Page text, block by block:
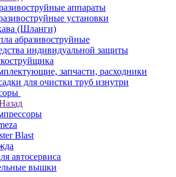
аппараты
установки
(Шланги)
абразивоструйные
индивидуальной защиты
запчасти, расходники
для очистки труб изнутри
Blast
автосервиса
вышки